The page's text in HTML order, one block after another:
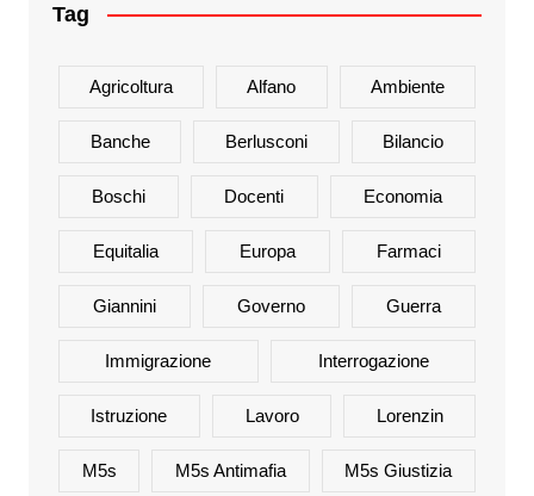
Tag
Agricoltura Alfano Ambiente
Banche Berlusconi Bilancio
Boschi Docenti Economia
Equitalia Europa Farmaci
Giannini Governo Guerra
Immigrazione Interrogazione
Istruzione Lavoro Lorenzin
M5s M5s Antimafia M5s Giustizia